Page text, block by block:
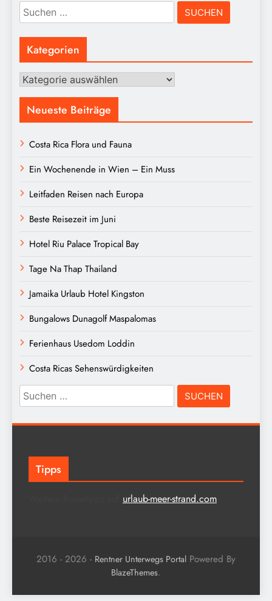
Suchen
nach:
Kategorien
Kategorien
Neueste Beiträge
Costa Rica Flora und Fauna
Ein Wochenende in Wien – Ein Muss
Leitfaden Reisen nach Europa
Beste Reisezeit im Juni
Hotel Riu Palace Tropical Bay
Tage Na Thap Thailand
Jamaika Urlaub Hotel Kingston
Bungalows Dunagolf Maspalomas
Ferienhaus Usedom Loddin
Costa Ricas Sehenswürdigkeiten
Suchen
nach:
Tipps
urlaub-meer-strand.com
2016 - 2026 - Rentner Unterwegs Portal Powered By
BlazeThemes.